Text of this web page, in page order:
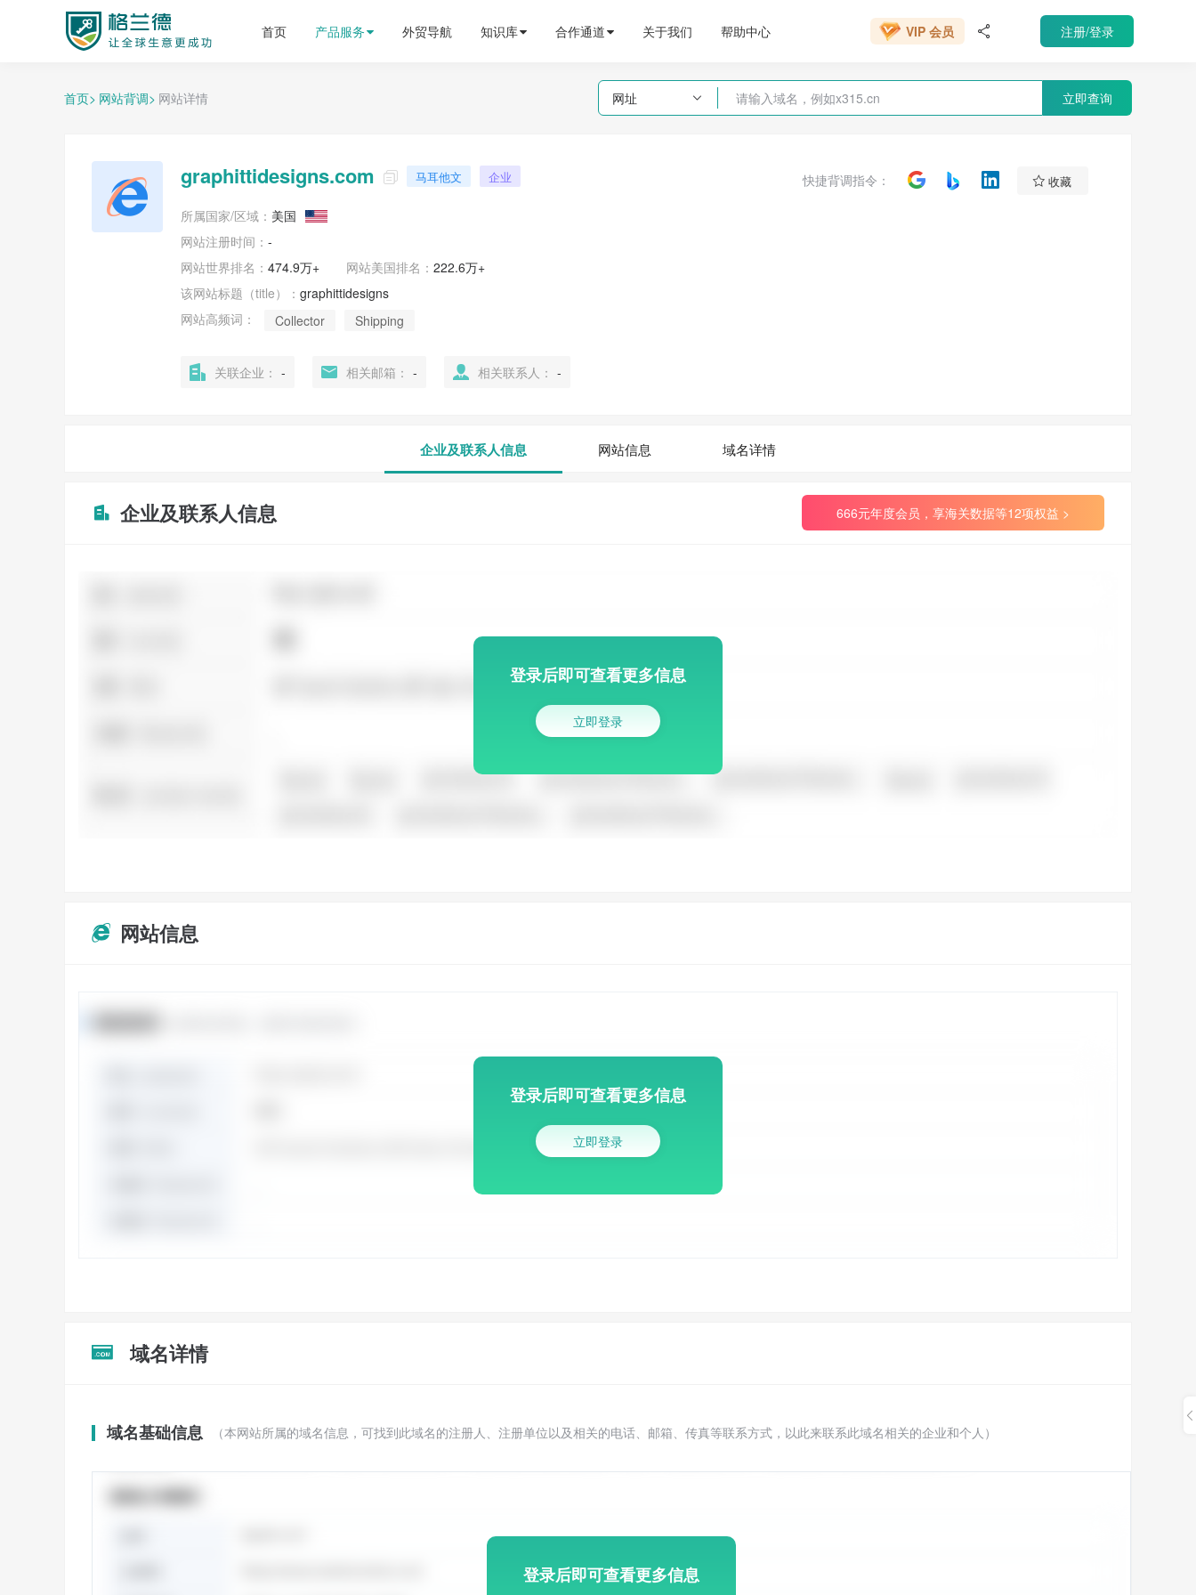
格兰德外贸获客平台 首页 产品服务 外贸导航 知识库 合作通道 关于我们 帮助中心
666元/年
 注册/登录
首页> 网站背调> 网站详情 网址  立即查询
graphittidesigns.com  马耳他文 企业 快捷背调指令： 收藏
所属国家/区域： 美国
网站注册时间： -
网站世界排名： 474.9万+ 网站美国排名： 222.6万+
该网站标题（title）： graphittidesigns
网站高频词：
Collector Shipping
关联企业： - 相关邮箱： - 相关联系人： -
企业及联系人信息 网站信息 域名详情
 企业及联系人信息 666元年度会员，享海关数据等12项权益 >
登录后即可查看更多信息
立即登录
 网站信息
登录后即可查看更多信息
立即登录
 域名详情
域名基础信息 （本网站所属的域名信息，可找到此域名的注册人、注册单位以及相关的电话、邮箱、传真等联系方式，以此来联系此域名相关的企业和个人）
登录后即可查看更多信息
